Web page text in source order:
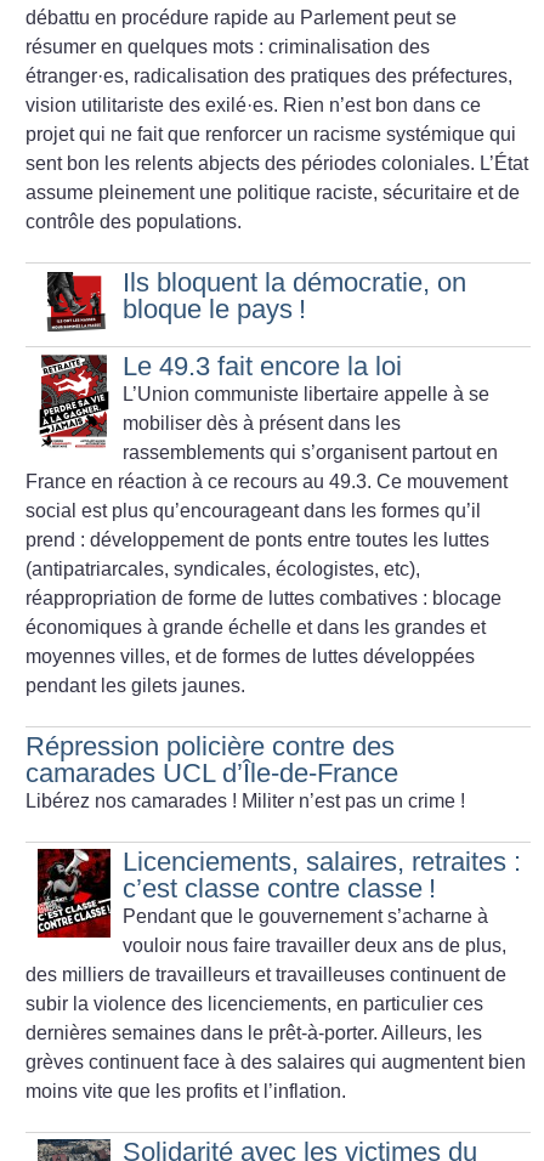
débattu en procédure rapide au Parlement peut se
résumer en quelques mots : criminalisation des
étranger·es, radicalisation des pratiques des préfectures,
vision utilitariste des exilé·es. Rien n’est bon dans ce
projet qui ne fait que renforcer un racisme systémique qui
sent bon les relents abjects des périodes coloniales. L’État
assume pleinement une politique raciste, sécuritaire et de
contrôle des populations.
Ils bloquent la démocratie, on
bloque le pays !
Le 49.3 fait encore la loi
L’Union communiste libertaire appelle à se
mobiliser dès à présent dans les
rassemblements qui s’organisent partout en
France en réaction à ce recours au 49.3. Ce mouvement
social est plus qu’encourageant dans les formes qu’il
prend : développement de ponts entre toutes les luttes
(antipatriarcales, syndicales, écologistes, etc),
réappropriation de forme de luttes combatives : blocage
économiques à grande échelle et dans les grandes et
moyennes villes, et de formes de luttes développées
pendant les gilets jaunes.
Répression policière contre des
camarades UCL d’Île-de-France
Libérez nos camarades ! Militer n’est pas un crime !
Licenciements, salaires, retraites :
c’est classe contre classe !
Pendant que le gouvernement s’acharne à
vouloir nous faire travailler deux ans de plus,
des milliers de travailleurs et travailleuses continuent de
subir la violence des licenciements, en particulier ces
dernières semaines dans le prêt-à-porter. Ailleurs, les
grèves continuent face à des salaires qui augmentent bien
moins vite que les profits et l’inflation.
Solidarité avec les victimes du